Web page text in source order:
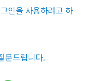
인을 사용하려고 하
문드립니다.